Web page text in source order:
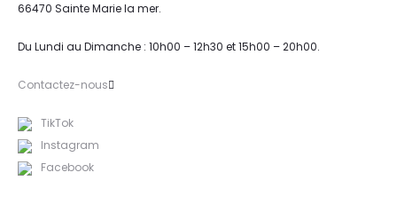
66470 Sainte Marie la mer.
Du Lundi au Dimanche : 10h00 – 12h30 et 15h00 – 20h00.
Contactez-nous
TikTok
Instagram
Facebook